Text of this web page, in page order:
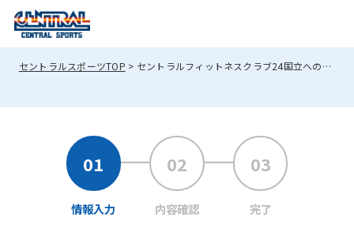
セントラルスポーツTOP セントラルフィットネスクラブ24国立へのお問い合わせ
情報入力 内容確認 完了